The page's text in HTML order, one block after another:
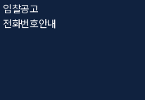
입찰공고
전화번호안내